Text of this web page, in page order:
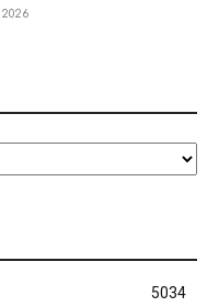
5034